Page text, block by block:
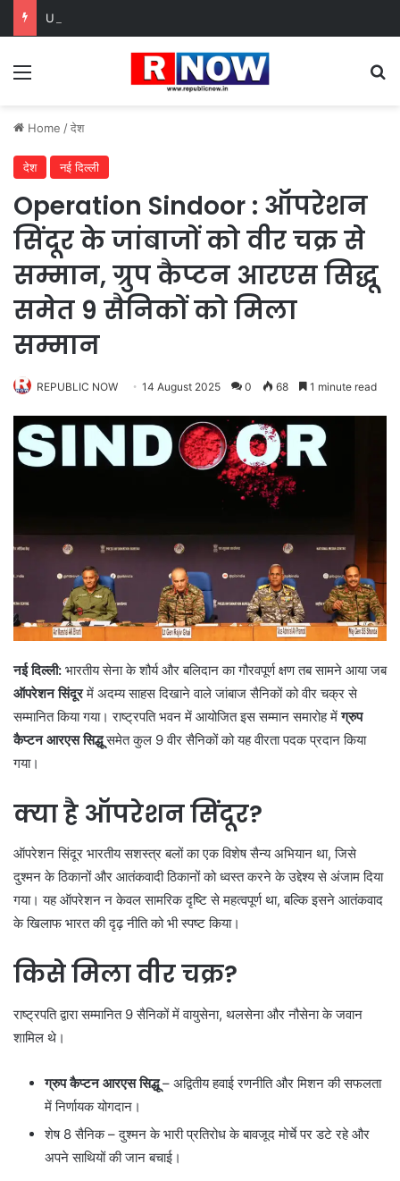
Menu
Home /देश
देश नई दिल्ली
Operation Sindoor : ऑपरेशन
सिंदूर के जांबाजों को वीर चक्र से
सम्मान, ग्रुप कैप्टन आरएस सिद्धू
समेत 9 सैनिकों को मिला
सम्मान
REPUBLIC NOW 14 August 2025 0 68 1 minute read
नई दिल्ली: भारतीय सेना के शौर्य और बलिदान का गौरवपूर्ण क्षण तब सामने आया जब
ऑपरेशन सिंदूरमें अदम्य साहस दिखाने वाले जांबाज सैनिकों को वीर चक्र से
सम्मानित किया गया। राष्ट्रपति भवन में आयोजित इस सम्मान समारोह मेंग्रुप
कैप्टन आरएस सिद्धूसमेत कुल 9 वीर सैनिकों को यह वीरता पदक प्रदान किया
गया।
क्या है ऑपरेशन सिंदूर?
ऑपरेशन सिंदूर भारतीय सशस्त्र बलों का एक विशेष सैन्य अभियान था, जिसे
दुश्मन के ठिकानों और आतंकवादी ठिकानों को ध्वस्त करने के उद्देश्य से अंजाम दिया
गया। यह ऑपरेशन न केवल सामरिक दृष्टि से महत्वपूर्ण था, बल्कि इसने आतंकवाद
के खिलाफ भारत की दृढ़ नीति को भी स्पष्ट किया।
किसे मिला वीर चक्र?
राष्ट्रपति द्वारा सम्मानित 9 सैनिकों में वायुसेना, थलसेना और नौसेना के जवान
शामिल थे।
ग्रुप कैप्टन आरएस सिद्धू– अद्वितीय हवाई रणनीति और मिशन की सफलता
में निर्णायक योगदान।
शेष 8 सैनिक – दुश्मन के भारी प्रतिरोध के बावजूद मोर्चे पर डटे रहे और
अपने साथियों की जान बचाई।